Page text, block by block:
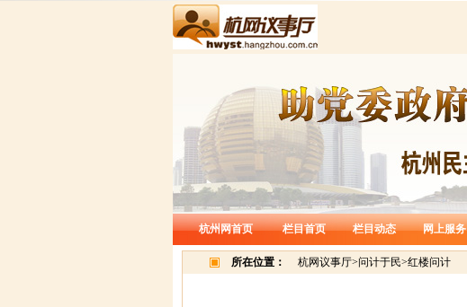
杭州网首页 栏目首页 栏目动态 网上服务
所在位置： 杭网议事厅>问计于民>红楼问计